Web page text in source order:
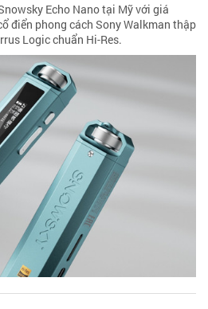
Echo Nano tại Mỹ với giá
điển phong cách Sony Walkman thập
Logic chuẩn Hi-Res.